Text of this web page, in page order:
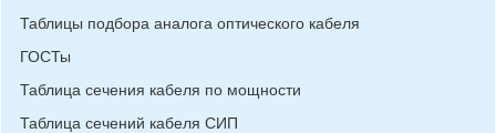
Таблицы подбора аналога оптического кабеля
ГОСТы
Таблица сечения кабеля по мощности
Таблица сечений кабеля СИП